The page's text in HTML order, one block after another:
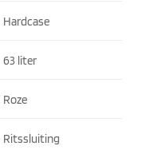
Hardcase
63 liter
Roze
Ritssluiting